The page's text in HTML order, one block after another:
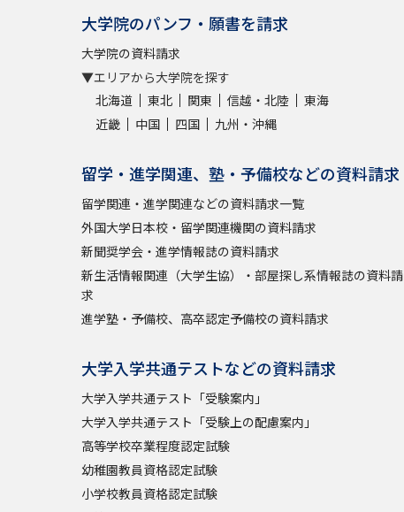
大学院のパンフ・願書を請求
大学院の資料請求
▼エリアから大学院を探す
北海道
東北 関東 信越・北陸
東海
近畿
中国 四国 九州・沖縄
留学・進学関連、塾・予備校などの資料請求
留学関連・進学関連などの資料請求一覧
外国大学日本校・留学関連機関の資料請求
新聞奨学会・進学情報誌の資料請求
新生活情報関連（大学生協）・部屋探し系情報誌の資料請
求
進学塾・予備校、高卒認定予備校の資料請求
大学入学共通テストなどの資料請求
大学入学共通テスト「受験案内」
大学入学共通テスト「受験上の配慮案内」
高等学校卒業程度認定試験
幼稚園教員資格認定試験
小学校教員資格認定試験